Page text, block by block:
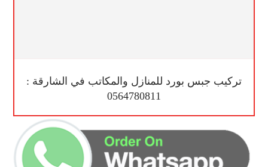
تركيب جبس بورد للمنازل والمكاتب في الشارقة :
0564780811